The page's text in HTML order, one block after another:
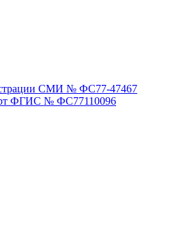
СМИ № ФС77-47467
ФГИС № ФС77110096